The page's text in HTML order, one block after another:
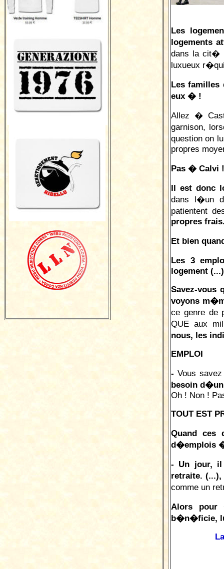
Les
logements
dans la cit�
luxueux
Les
eux � !
Allez �
garnison,
question on
propres
Pas � Calvi
Il est donc
dans l�un
patientent
propres
Et bien
Les 3
logement (...)
Savez-vous
voyons
ce genre de
QUE aux
nous, les
EMPLOI
- Vous
besoin
Oh ! Non !
TOUT EST
Quand ces
d�emplois
- Un jour,
retraite. (...),
comme un
Alors
b�n�ficie,